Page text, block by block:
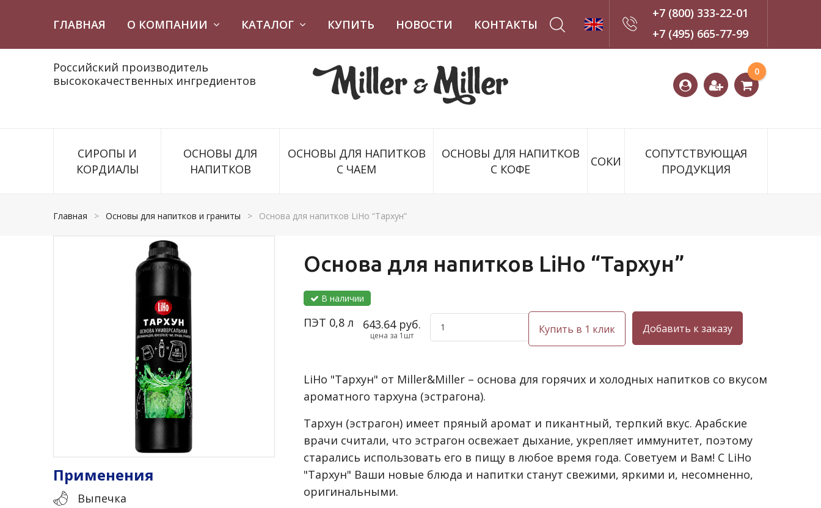
ГЛАВНАЯ О КОМПАНИИ КАТАЛОГ КУПИТЬ НОВОСТИ КОНТАКТЫ
+7 (800) 333-22-01
+7 (495) 665-77-99
Российский производитель
высококачественных ингредиентов
0
СИРОПЫ И
КОРДИАЛЫ
ОСНОВЫ ДЛЯ
НАПИТКОВ
ОСНОВЫ ДЛЯ НАПИТКОВ
С ЧАЕМ
ОСНОВЫ ДЛЯ НАПИТКОВ
С КОФЕ
СОКИ
СОПУТСТВУЮЩАЯ
ПРОДУКЦИЯ
Главная > Основы для напитков и граниты > Основа для напитков LiHo “Тархун”
Применения
Выпечка
Основа для напитков LiHo “Тархун”
В наличии
ПЭТ 0,8 л 643.64 руб.
цена за 1шт Купить в 1 клик
LiHo "Тархун" от Miller&Miller – основа для горячих и холодных напитков со вкусом
ароматного тархуна (эстрагона).
Тархун (эстрагон) имеет пряный аромат и пикантный, терпкий вкус. Арабские
врачи считали, что эстрагон освежает дыхание, укрепляет иммунитет, поэтому
старались использовать его в пищу в любое время года. Советуем и Вам! С LiHo
"Тархун" Ваши новые блюда и напитки станут свежими, яркими и, несомненно,
оригинальными.